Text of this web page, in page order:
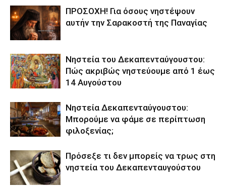
ΠΡΟΣΟΧΗ! Για όσους νηστέψουν
αυτήν την Σαρακοστή της Παναγίας
Νηστεία του Δεκαπενταύγουστου:
Πώς ακριβώς νηστεύουμε από 1 έως
14 Αυγούστου
Νηστεία Δεκαπενταύγουστου:
Μπορούμε να φάμε σε περίπτωση
φιλοξενίας;
Πρόσεξε τι δεν μπορείς να τρως στη
νηστεία του Δεκαπενταυγούστου